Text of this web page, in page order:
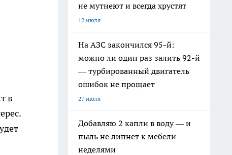
в
не мутнеют и всегда хрустят
12 июля
На АЗС закончился 95-й:
можно ли один раз залить 92-й
— турбированный двигатель
ошибок не прощает
27 июля
Добавляю 2 капли в воду — и
пыль не липнет к мебели
неделями